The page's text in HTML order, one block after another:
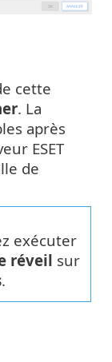
cette
. La
après
ESET
de
exécuter
réveil sur
.